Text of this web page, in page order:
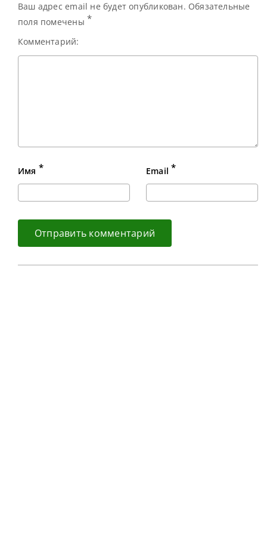
Ваш адрес email не будет опубликован. Обязательные
поля помечены *
Комментарий:
Имя * Email *